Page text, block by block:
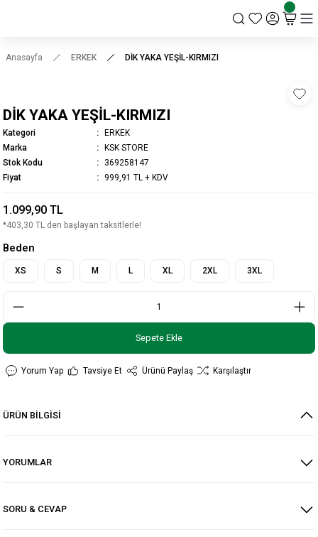
Anasayfa ERKEK DİK YAKA YEŞİL-KIRMIZI
DİK YAKA YEŞİL-KIRMIZI
Kategori
ERKEK
Marka
KSK STORE
Stok Kodu
369258147
Fiyat
999,91 TL + KDV
1.099,90 TL
*403,30 TL den başlayan taksitlerle!
Beden
XS S M L XL 2XL 3XL
Sepete Ekle
Yorum Yap Tavsiye Et Ürünü Paylaş Karşılaştır
ÜRÜN BİLGİSİ
YORUMLAR
SORU & CEVAP